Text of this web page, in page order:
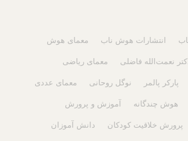
انتشارات هوش ناب معمای هوش
نعمت‌الله فاضلی معمای ریاضی
پارکر پالمر نوگل روحانی معمای عددی
هوش چندگانه آموزش و پرورش
پرورش خلاقیت کودکان دانش آموزان